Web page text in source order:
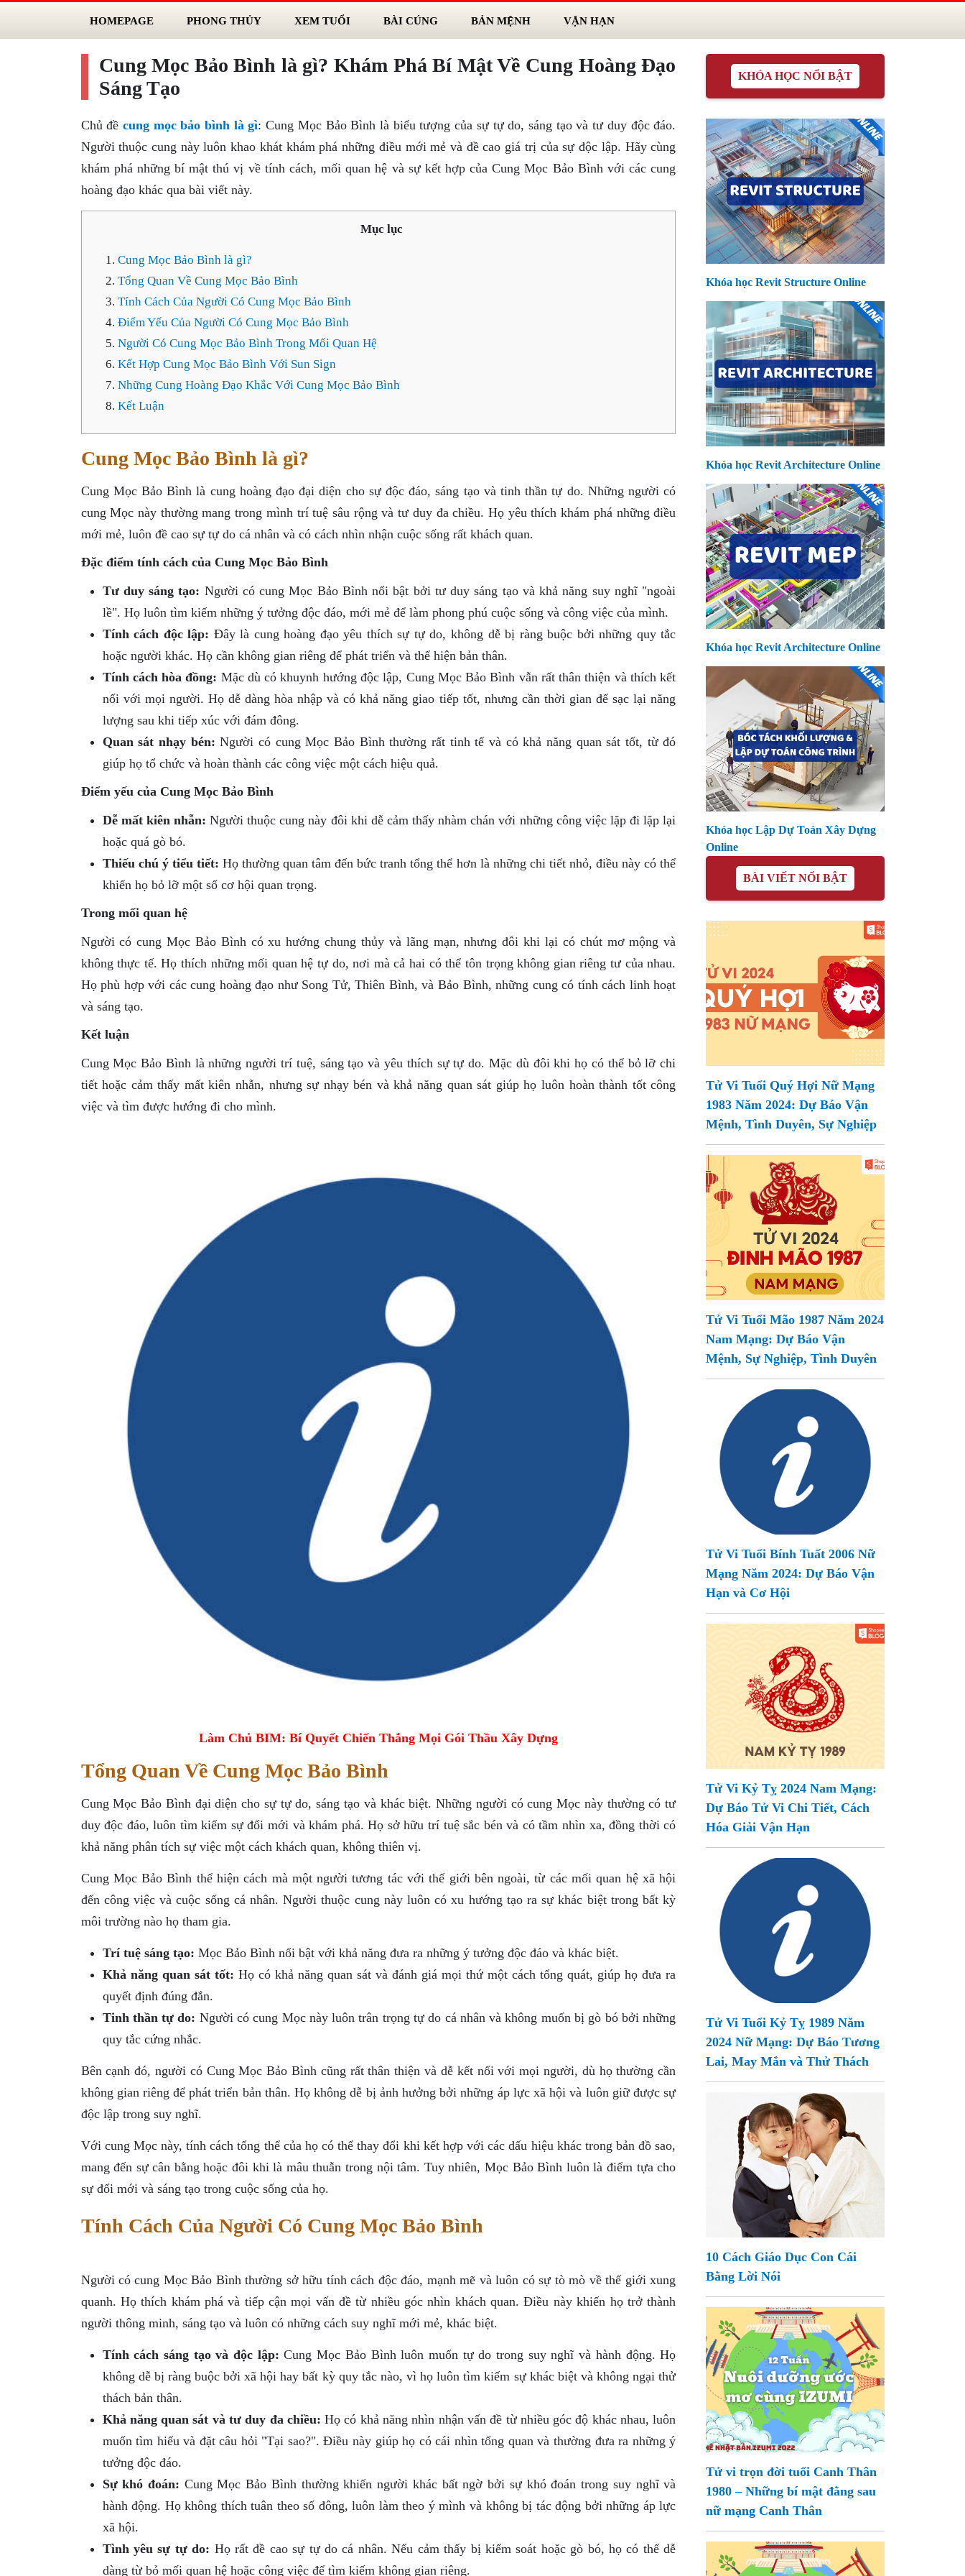
HOMEPAGE PHONG THỦY XEM TUỔI BÀI CÚNG BẢN MỆNH VẬN HẠN
Cung Mọc Bảo Bình là gì? Khám Phá Bí Mật Về Cung Hoàng Đạo
Sáng Tạo
Chủ đề cung mọc bảo bình là gì: Cung Mọc Bảo Bình là biểu tượng của sự tự do, sáng tạo và tư duy độc đáo.
Người thuộc cung này luôn khao khát khám phá những điều mới mẻ và đề cao giá trị của sự độc lập. Hãy cùng
khám phá những bí mật thú vị về tính cách, mối quan hệ và sự kết hợp của Cung Mọc Bảo Bình với các cung
hoàng đạo khác qua bài viết này.
Mục lục
Cung Mọc Bảo Bình là gì?
Tổng Quan Về Cung Mọc Bảo Bình
Tính Cách Của Người Có Cung Mọc Bảo Bình
Điểm Yếu Của Người Có Cung Mọc Bảo Bình
Người Có Cung Mọc Bảo Bình Trong Mối Quan Hệ
Kết Hợp Cung Mọc Bảo Bình Với Sun Sign
Những Cung Hoàng Đạo Khắc Với Cung Mọc Bảo Bình
Kết Luận
Cung Mọc Bảo Bình là gì?
Cung Mọc Bảo Bình là cung hoàng đạo đại diện cho sự độc đáo, sáng tạo và tinh thần tự do. Những người có
cung Mọc này thường mang trong mình trí tuệ sâu rộng và tư duy đa chiều. Họ yêu thích khám phá những điều
mới mẻ, luôn đề cao sự tự do cá nhân và có cách nhìn nhận cuộc sống rất khách quan.
Đặc điểm tính cách của Cung Mọc Bảo Bình
Tư duy sáng tạo: Người có cung Mọc Bảo Bình nổi bật bởi tư duy sáng tạo và khả năng suy nghĩ "ngoài
lề". Họ luôn tìm kiếm những ý tưởng độc đáo, mới mẻ để làm phong phú cuộc sống và công việc của mình.
Tính cách độc lập: Đây là cung hoàng đạo yêu thích sự tự do, không dễ bị ràng buộc bởi những quy tắc
hoặc người khác. Họ cần không gian riêng để phát triển và thể hiện bản thân.
Tính cách hòa đồng: Mặc dù có khuynh hướng độc lập, Cung Mọc Bảo Bình vẫn rất thân thiện và thích kết
nối với mọi người. Họ dễ dàng hòa nhập và có khả năng giao tiếp tốt, nhưng cần thời gian để sạc lại năng
lượng sau khi tiếp xúc với đám đông.
Quan sát nhạy bén: Người có cung Mọc Bảo Bình thường rất tinh tế và có khả năng quan sát tốt, từ đó
giúp họ tổ chức và hoàn thành các công việc một cách hiệu quả.
Điểm yếu của Cung Mọc Bảo Bình
Dễ mất kiên nhẫn: Người thuộc cung này đôi khi dễ cảm thấy nhàm chán với những công việc lặp đi lặp lại
hoặc quá gò bó.
Thiếu chú ý tiểu tiết: Họ thường quan tâm đến bức tranh tổng thể hơn là những chi tiết nhỏ, điều này có thể
khiến họ bỏ lỡ một số cơ hội quan trọng.
Trong mối quan hệ
Người có cung Mọc Bảo Bình có xu hướng chung thủy và lãng mạn, nhưng đôi khi lại có chút mơ mộng và
không thực tế. Họ thích những mối quan hệ tự do, nơi mà cả hai có thể tôn trọng không gian riêng tư của nhau.
Họ phù hợp với các cung hoàng đạo như Song Tử, Thiên Bình, và Bảo Bình, những cung có tính cách linh hoạt
và sáng tạo.
Kết luận
Cung Mọc Bảo Bình là những người trí tuệ, sáng tạo và yêu thích sự tự do. Mặc dù đôi khi họ có thể bỏ lỡ chi
tiết hoặc cảm thấy mất kiên nhẫn, nhưng sự nhạy bén và khả năng quan sát giúp họ luôn hoàn thành tốt công
việc và tìm được hướng đi cho mình.
Làm Chủ BIM: Bí Quyết Chiến Thắng Mọi Gói Thầu Xây Dựng
Tổng Quan Về Cung Mọc Bảo Bình
Cung Mọc Bảo Bình đại diện cho sự tự do, sáng tạo và khác biệt. Những người có cung Mọc này thường có tư
duy độc đáo, luôn tìm kiếm sự đổi mới và khám phá. Họ sở hữu trí tuệ sắc bén và có tầm nhìn xa, đồng thời có
khả năng phân tích sự việc một cách khách quan, không thiên vị.
Cung Mọc Bảo Bình thể hiện cách mà một người tương tác với thế giới bên ngoài, từ các mối quan hệ xã hội
đến công việc và cuộc sống cá nhân. Người thuộc cung này luôn có xu hướng tạo ra sự khác biệt trong bất kỳ
môi trường nào họ tham gia.
Trí tuệ sáng tạo: Mọc Bảo Bình nổi bật với khả năng đưa ra những ý tưởng độc đáo và khác biệt.
Khả năng quan sát tốt: Họ có khả năng quan sát và đánh giá mọi thứ một cách tổng quát, giúp họ đưa ra
quyết định đúng đắn.
Tinh thần tự do: Người có cung Mọc này luôn trân trọng tự do cá nhân và không muốn bị gò bó bởi những
quy tắc cứng nhắc.
Bên cạnh đó, người có Cung Mọc Bảo Bình cũng rất thân thiện và dễ kết nối với mọi người, dù họ thường cần
không gian riêng để phát triển bản thân. Họ không dễ bị ảnh hưởng bởi những áp lực xã hội và luôn giữ được sự
độc lập trong suy nghĩ.
Với cung Mọc này, tính cách tổng thể của họ có thể thay đổi khi kết hợp với các dấu hiệu khác trong bản đồ sao,
mang đến sự cân bằng hoặc đôi khi là mâu thuẫn trong nội tâm. Tuy nhiên, Mọc Bảo Bình luôn là điểm tựa cho
sự đổi mới và sáng tạo trong cuộc sống của họ.
Tính Cách Của Người Có Cung Mọc Bảo Bình
Người có cung Mọc Bảo Bình thường sở hữu tính cách độc đáo, mạnh mẽ và luôn có sự tò mò về thế giới xung
quanh. Họ thích khám phá và tiếp cận mọi vấn đề từ nhiều góc nhìn khách quan. Điều này khiến họ trở thành
người thông minh, sáng tạo và luôn có những cách suy nghĩ mới mẻ, khác biệt.
Tính cách sáng tạo và độc lập: Cung Mọc Bảo Bình luôn muốn tự do trong suy nghĩ và hành động. Họ
không dễ bị ràng buộc bởi xã hội hay bất kỳ quy tắc nào, vì họ luôn tìm kiếm sự khác biệt và không ngại thử
thách bản thân.
Khả năng quan sát và tư duy đa chiều: Họ có khả năng nhìn nhận vấn đề từ nhiều góc độ khác nhau, luôn
muốn tìm hiểu và đặt câu hỏi "Tại sao?". Điều này giúp họ có cái nhìn tổng quan và thường đưa ra những ý
tưởng độc đáo.
Sự khó đoán: Cung Mọc Bảo Bình thường khiến người khác bất ngờ bởi sự khó đoán trong suy nghĩ và
hành động. Họ không thích tuân theo số đông, luôn làm theo ý mình và không bị tác động bởi những áp lực
xã hội.
Tình yêu sự tự do: Họ rất đề cao sự tự do cá nhân. Nếu cảm thấy bị kiểm soát hoặc gò bó, họ có thể dễ
dàng từ bỏ mối quan hệ hoặc công việc để tìm kiếm không gian riêng.
KHÓA HỌC NỔI BẬT
Khóa học Revit Structure Online
Khóa học Revit Architecture Online
Khóa học Revit Architecture Online
Khóa học Lập Dự Toán Xây Dựng
Online
BÀI VIẾT NỔI BẬT
Tử Vi Tuổi Quý Hợi Nữ Mạng
1983 Năm 2024: Dự Báo Vận
Mệnh, Tình Duyên, Sự Nghiệp
Tử Vi Tuổi Mão 1987 Năm 2024
Nam Mạng: Dự Báo Vận
Mệnh, Sự Nghiệp, Tình Duyên
Tử Vi Tuổi Bính Tuất 2006 Nữ
Mạng Năm 2024: Dự Báo Vận
Hạn và Cơ Hội
Tử Vi Kỷ Tỵ 2024 Nam Mạng:
Dự Báo Tử Vi Chi Tiết, Cách
Hóa Giải Vận Hạn
Tử Vi Tuổi Kỷ Tỵ 1989 Năm
2024 Nữ Mạng: Dự Báo Tương
Lai, May Mắn và Thử Thách
10 Cách Giáo Dục Con Cái
Bằng Lời Nói
Tử vi trọn đời tuổi Canh Thân
1980 – Những bí mật đằng sau
nữ mạng Canh Thân